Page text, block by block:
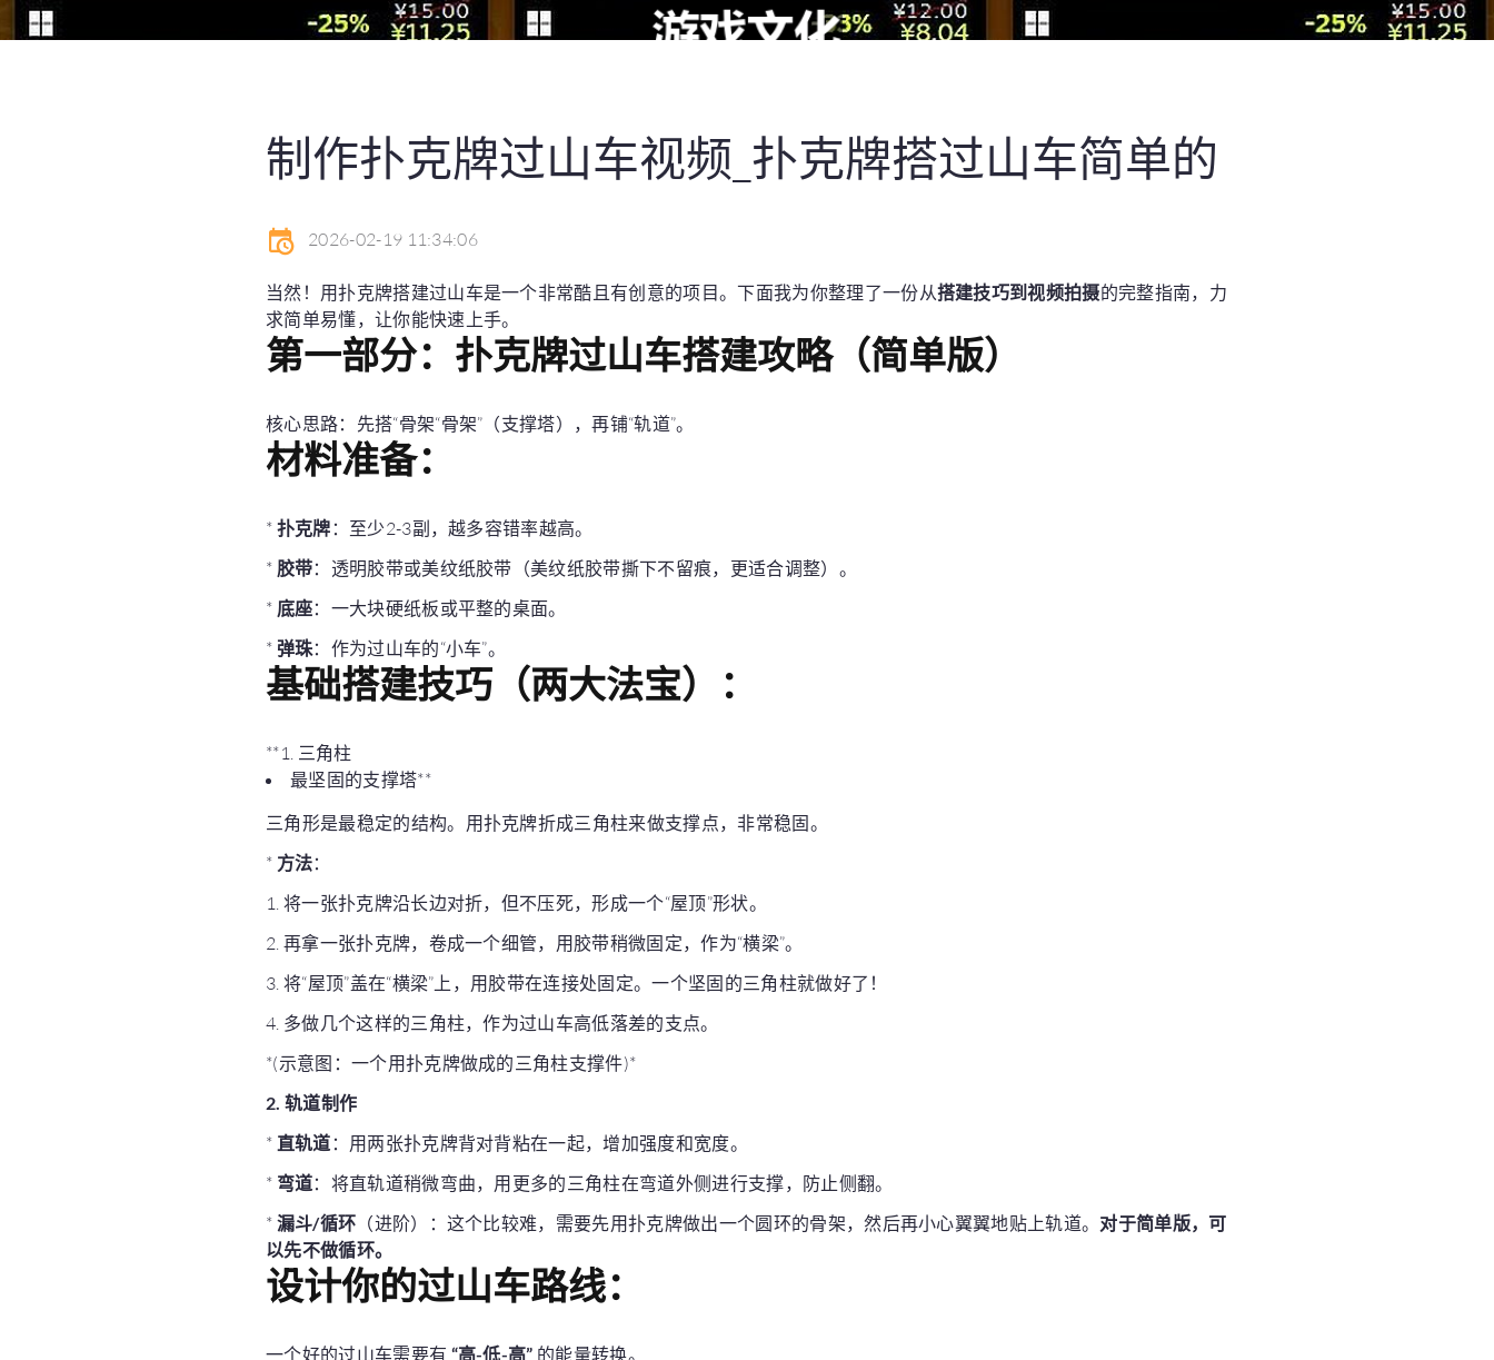
制作扑克牌过山车视频_扑克牌搭过山车简单的
2026-02-19 11:34:06
当然！用扑克牌搭建过山车是一个非常酷且有创意的项目。下面我为你整理了一份从搭建技巧到视频拍摄的完整指南，力
求简单易懂，让你能快速上手。
第一部分：扑克牌过山车搭建攻略（简单版）
核心思路：先搭“骨架“骨架”（支撑塔），再铺“轨道”。
材料准备：
* 扑克牌 ：至少2-3副，越多容错率越高。
* 胶带：透明胶带或美纹纸胶带（美纹纸胶带撕下不留痕，更适合调整）。
* 底座：一大块硬纸板或平整的桌面。
* 弹珠：作为过山车的“小车”。
基础搭建技巧（两大法宝）：
**1. 三角柱
最坚固的支撑塔**
三角形是最稳定的结构。用扑克牌折成三角柱来做支撑点，非常稳固。
* 方法：
1. 将一张扑克牌沿长边对折，但不压死，形成一个“屋顶”形状。
2. 再拿一张扑克牌，卷成一个细管，用胶带稍微固定，作为“横梁”。
3. 将“屋顶”盖在“横梁”上，用胶带在连接处固定。一个坚固的三角柱就做好了！
4. 多做几个这样的三角柱，作为过山车高低落差的支点。
*(示意图：一个用扑克牌做成的三角柱支撑件)*
2. 轨道制作
* 直轨道 ：用两张扑克牌背对背粘在一起，增加强度和宽度。
* 弯道：将直轨道稍微弯曲，用更多的三角柱在弯道外侧进行支撑，防止侧翻。
* 漏斗/循环 （进阶）：这个比较难，需要先用扑克牌做出一个圆环的骨架，然后再小心翼翼地贴上轨道。 对于简单版，可
以先不做循环。
设计你的过山车路线：
一个好的过山车需要有 “高-低-高” 的能量转换。